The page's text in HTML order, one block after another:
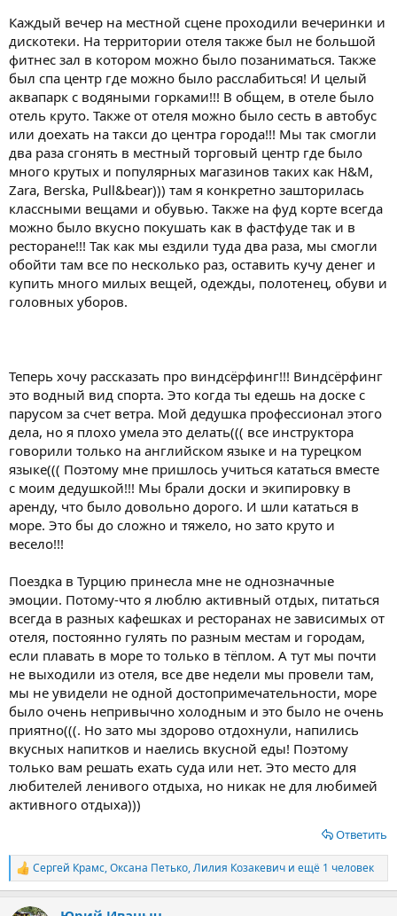
Каждый вечер на местной сцене проходили вечеринки и
дискотеки. На территории отеля также был не большой
фитнес зал в котором можно было позаниматься. Также
был спа центр где можно было расслабиться! И целый
аквапарк с водяными горками!!! В общем, в отеле было
отель круто. Также от отеля можно было сесть в автобус
или доехать на такси до центра города!!! Мы так смогли
два раза сгонять в местный торговый центр где было
много крутых и популярных магазинов таких как H&M,
Zara, Berska, Pull&bear))) там я конкретно зашторилась
классными вещами и обувью. Также на фуд корте всегда
можно было вкусно покушать как в фастфуде так и в
ресторане!!! Так как мы ездили туда два раза, мы смогли
обойти там все по несколько раз, оставить кучу денег и
купить много милых вещей, одежды, полотенец, обуви и
головных уборов.
Теперь хочу рассказать про виндсёрфинг!!! Виндсёрфинг
это водный вид спорта. Это когда ты едешь на доске с
парусом за счет ветра. Мой дедушка профессионал этого
дела, но я плохо умела это делать((( все инструктора
говорили только на английском языке и на турецком
языке((( Поэтому мне пришлось учиться кататься вместе
с моим дедушкой!!! Мы брали доски и экипировку в
аренду, что было довольно дорого. И шли кататься в
море. Это бы до сложно и тяжело, но зато круто и
весело!!!
Поездка в Турцию принесла мне не однозначные
эмоции. Потому-что я люблю активный отдых, питаться
всегда в разных кафешках и ресторанах не зависимых от
отеля, постоянно гулять по разным местам и городам,
если плавать в море то только в тёплом. А тут мы почти
не выходили из отеля, все две недели мы провели там,
мы не увидели не одной достопримечательности, море
было очень непривычно холодным и это было не очень
приятно(((. Но зато мы здорово отдохнули, напились
вкусных напитков и наелись вкусной еды! Поэтому
только вам решать ехать суда или нет. Это место для
любителей ленивого отдыха, но никак не для любимей
активного отдыха)))
Ответить
Р
е
Сергей Крамс,Оксана Петько,Лилия Козакевич и ещё 1 человек